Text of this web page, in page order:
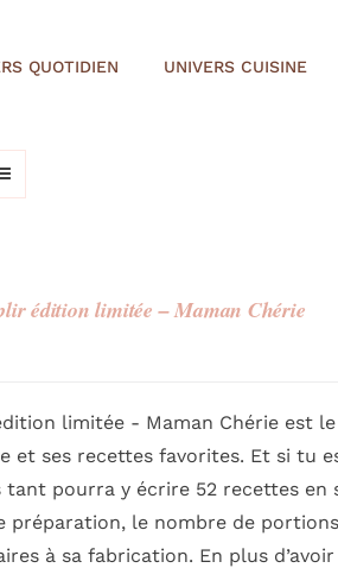
QUOTIDIEN UNIVERS CUISINE
édition limitée – Maman Chérie
limitée - Maman Chérie est
et ses recettes favorites. Et si tu
tant pourra y écrire 52 recettes
préparation, le nombre de
à sa fabrication. En plus